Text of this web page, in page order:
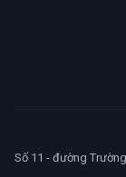
Số 11 - đường